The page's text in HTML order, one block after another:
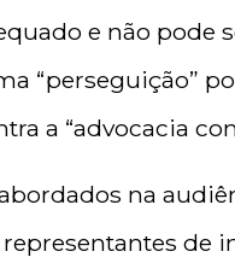
e não
“perseguição”
a “advocacia
na
de